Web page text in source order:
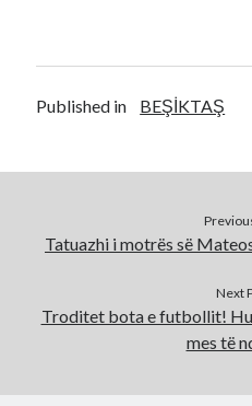
Published in BEŞİKTAŞ
Tatuazhi i motrës së
Next
Troditet bota e futbollit!
mes të